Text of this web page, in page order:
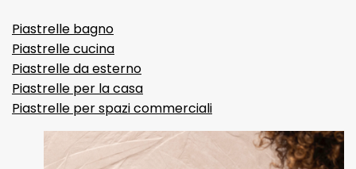
Piastrelle bagno
Piastrelle cucina
Piastrelle da esterno
Piastrelle per la casa
Piastrelle per spazi commerciali